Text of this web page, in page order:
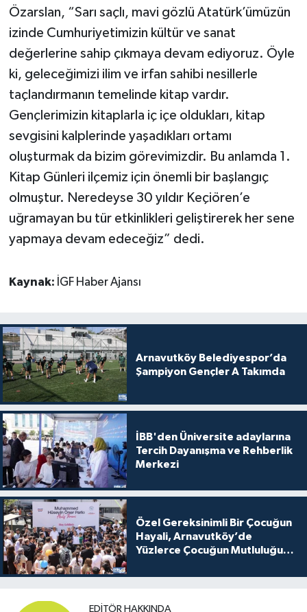
Özarslan, “Sarı saçlı, mavi gözlü Atatürk’ümüzün
izinde Cumhuriyetimizin kültür ve sanat
değerlerine sahip çıkmaya devam ediyoruz. Öyle
ki, geleceğimizi ilim ve irfan sahibi nesillerle
taçlandırmanın temelinde kitap vardır.
Gençlerimizin kitaplarla iç içe oldukları, kitap
sevgisini kalplerinde yaşadıkları ortamı
oluşturmak da bizim görevimizdir. Bu anlamda 1.
Kitap Günleri ilçemiz için önemli bir başlangıç
olmuştur. Neredeyse 30 yıldır Keçiören’e
uğramayan bu tür etkinlikleri geliştirerek her sene
yapmaya devam edeceğiz” dedi.
Kaynak: İGF Haber Ajansı
Arnavutköy Belediyespor’da
Şampiyon Gençler A Takımda
İBB'den Üniversite adaylarına
Tercih Dayanışma ve Rehberlik
Merkezi
Özel Gereksinimli Bir Çocuğun
Hayali, Arnavutköy’de
Yüzlerce Çocuğun Mutluluğu
EDITÖR HAKKINDA